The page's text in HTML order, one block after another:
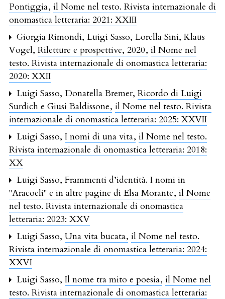
Pontiggia, il Nome nel testo. Rivista internazionale di
onomastica letteraria: 2021: XXIII
Giorgia Rimondi, Luigi Sasso, Lorella Sini, Klaus
Vogel, Riletture e prospettive, 2020, il Nome nel
testo. Rivista internazionale di onomastica letteraria:
2020: XXII
Luigi Sasso, Donatella Bremer, Ricordo di Luigi
Surdich e Giusi Baldissone, il Nome nel testo. Rivista
internazionale di onomastica letteraria: 2025: XXVII
Luigi Sasso, I nomi di una vita, il Nome nel testo.
Rivista internazionale di onomastica letteraria: 2018:
XX
Luigi Sasso, Frammenti d’identità. I nomi in
"Aracoeli" e in altre pagine di Elsa Morante, il Nome
nel testo. Rivista internazionale di onomastica
letteraria: 2023: XXV
Luigi Sasso, Una vita bucata, il Nome nel testo.
Rivista internazionale di onomastica letteraria: 2024:
XXVI
Luigi Sasso, Il nome tra mito e poesia, il Nome nel
testo. Rivista internazionale di onomastica letteraria: